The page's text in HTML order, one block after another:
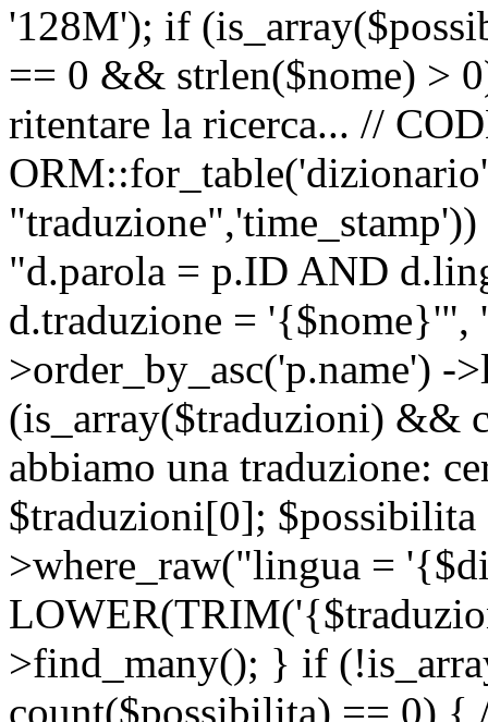
'128M'); if
== 0 && strlen($nome) >
ritentare la ricerca... //
"d.parola = p.ID AND
d.traduzione = '{$nome}'",
>order_by_asc('p.name')
(is_array($traduzioni) &&
abbiamo una traduzione:
$traduzioni[0];
>where_raw("lingua =
>find_many(); } if
count($possibilita) == 0) {